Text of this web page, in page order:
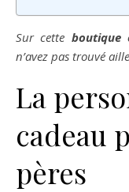
Sur cette boutique
n’avez pas trouvé
La
cadeau
pères